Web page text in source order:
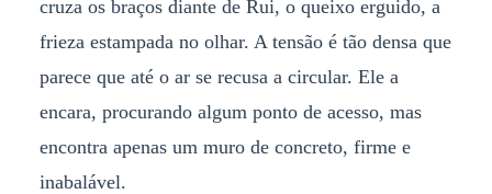
cruza os braços diante de Rui, o queixo erguido, a
frieza estampada no olhar. A tensão é tão densa que
parece que até o ar se recusa a circular. Ele a
encara, procurando algum ponto de acesso, mas
encontra apenas um muro de concreto, firme e
inabalável.